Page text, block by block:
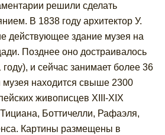
решили сделать
В 1838 году архитектор У.
действующее здание музея на
Позднее оно достраивалось
и сейчас занимает более 36
музея находится свыше 2300
живописцев XIII-XIX
Боттичелли, Рафаэля,
Картины размещены в